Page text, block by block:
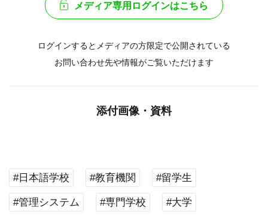
メディア専用ログインはこちら
ログインするとメディアの方限定で公開されている
お問い合わせ先や情報がご覧いただけます
添付画像・資料
#日本語学校 #教育機関 #留学生
#管理システム #専門学校 #大学